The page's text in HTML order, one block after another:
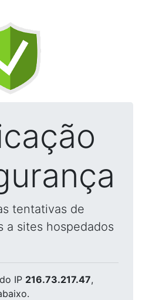
tentativas de
a sites hospedados
do IP 216.73.217.47,